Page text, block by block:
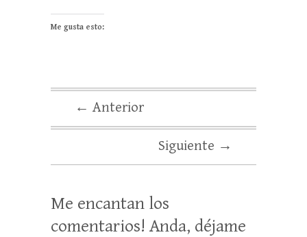
Me gusta esto:
← Anterior
Siguiente →
Me encantan los
comentarios! Anda, déjame